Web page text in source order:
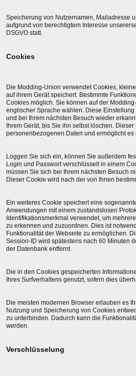
Speicherung von Nutzernamen, Mailadresse
aufgrund von berechtigtem Interesse
DSGVO statt.
Cookies
Die Modding-Union verwendet Cookies,
auf ihrem Gerät speichert. Bestimmte
Cookies möglich. Sie können auf der
englischer Sprache wählen. Diese
und bei Ihrem nächsten Besuch wieder
Ihrem Gerät, bis Sie ihn selbst löschen.
personenbezogenen Daten und ermöglicht
Loggen Sie sich ein, können Sie außerdem
Login und Passwort verschlüsselt in einem
müssen Sie sich bei Ihrem nächsten Besuch
Dieser Cookie wird nach der von Ihnen
Ein weiteres Cookie speichert eine
Anwendungen mit einem zustandslosen
Identifikationsmerkmal verwendet, um
zu erkennen und zuzuordnen. Dies ist
Funktionalität der Webseite zu ermöglichen.
Session-ID wird spätestens nach 60 Minuten
der Datenbank entfernt.
Die in den Cookies gespeicherten
Ihres Surfverhaltens genutzt, sofern dies
Die meisten modernen Browser erlauben es
Nutzung und Speicherung von Cookies
zu unterbinden. Dadurch kann die
werden.
Verschlüsselung